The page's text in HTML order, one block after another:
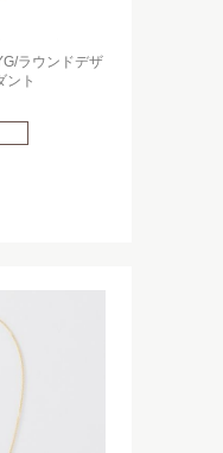
ラウンドデザ
ント